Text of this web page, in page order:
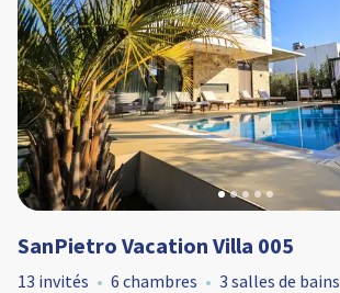
SanPietro Vacation Villa 005
13 invités 6 chambres 3 salles de bains